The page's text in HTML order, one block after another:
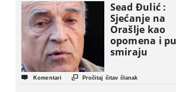
Sead Đulić :
Sjećanje na
Orašlje kao
opomena i
smiraju
 Komentari  Pročitaj čitav članak